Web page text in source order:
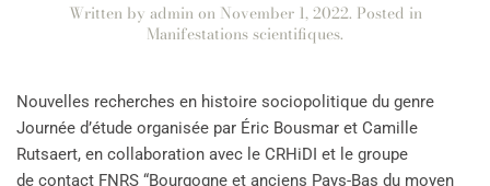
Written by admin on November 1, 2022. Posted in
Manifestations scientifiques.
Nouvelles recherches en histoire sociopolitique du genre
Journée d’étude organisée par Éric Bousmar et Camille
Rutsaert, en collaboration avec le CRHiDI et le groupe
de contact FNRS “Bourgogne et anciens Pays-Bas du moyen